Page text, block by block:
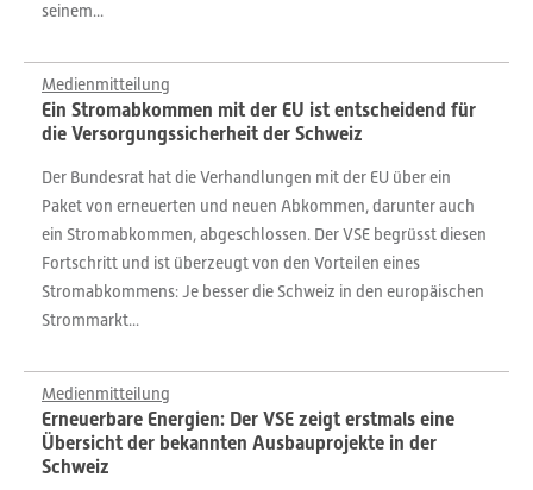
seinem...
Medienmitteilung
Ein Stromabkommen mit der EU ist entscheidend für
die Versorgungssicherheit der Schweiz
Der Bundesrat hat die Verhandlungen mit der EU über ein
Paket von erneuerten und neuen Abkommen, darunter auch
ein Stromabkommen, abgeschlossen. Der VSE begrüsst diesen
Fortschritt und ist überzeugt von den Vorteilen eines
Stromabkommens: Je besser die Schweiz in den europäischen
Strommarkt...
Medienmitteilung
Erneuerbare Energien: Der VSE zeigt erstmals eine
Übersicht der bekannten Ausbauprojekte in der
Schweiz